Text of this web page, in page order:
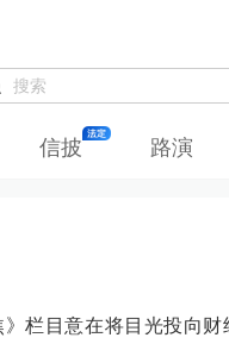
信披 路演
》栏目意在将目光投向财